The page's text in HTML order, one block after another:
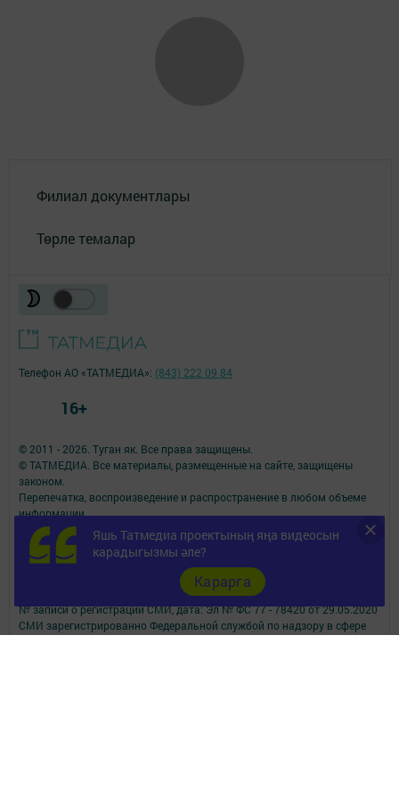
Филиал документлары
Төрле темалар
Яшь Татмедиа проектының яңа видеосын
карадыгызмы әле?
Карарга
© 2011 - 2026. Туган як. Все права защищены.
© ТАТМЕДИА. Все материалы, размещенные на сайте, защищены
законом.
Перепечатка, воспроизведение и распространение в любом объеме
информации,
размещенной на сайте, возможна только с письменного согласия
редакций СМИ.
При поддержке Республиканского агентства по печати и массовым
№ записи о регистрации СМИ, дата: Эл № ФС 77 - 78420 от 29.05.2020
СМИ зарегистрированно Федеральной службой по надзору в сфере
Телефон АО «ТАТМЕДИА»: (843) 222 09 84
16+